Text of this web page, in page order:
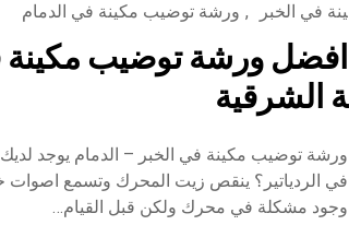
ينة في الخبر
, ورشة توضيب مكينة في الدمام
افضل ورشة توضيب مكينة
ة الشرقية
ورشة توضيب مكينة في الخبر – الدمام يوجد
في الردياتير؟ ينقص زيت المحرك وتسمع اصوات
وجود مشكلة في محرك ولكن قبل القيام…